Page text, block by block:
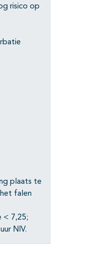
risi­co op
plaats te
falen
< 7,25;
NIV.